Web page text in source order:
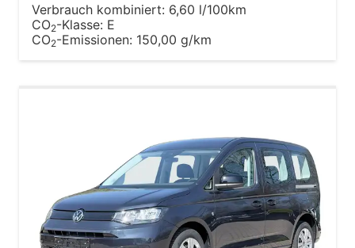
Verbrauch kombiniert: 6,60 l/100km
CO2-Klasse: E
CO2-Emissionen: 150,00 g/km